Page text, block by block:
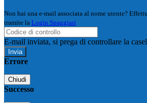
Non hai una e-mail associata al nome utente?
tramite la Login Spaggiari
E-mail inviata, si prega di controllare la
Errore
Chiudi
Successo